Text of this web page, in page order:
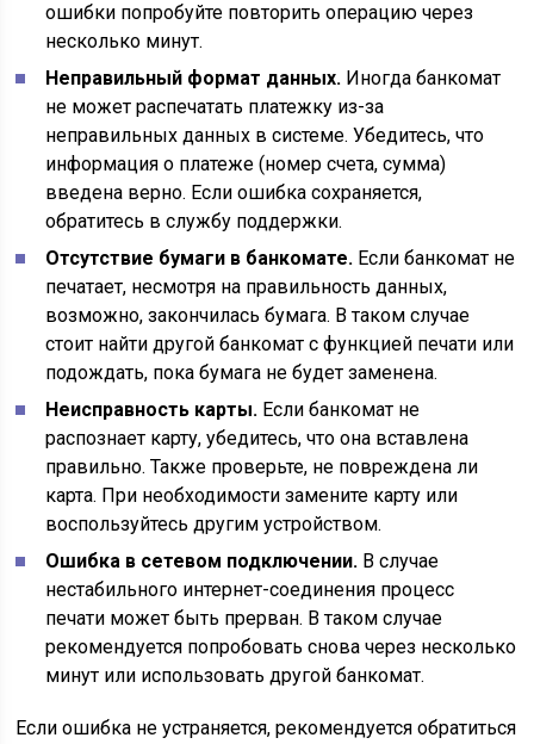
ошибки попробуйте повторить операцию через
несколько минут.
Неправильный формат данных. Иногда банкомат
не может распечатать платежку из-за
неправильных данных в системе. Убедитесь, что
информация о платеже (номер счета, сумма)
введена верно. Если ошибка сохраняется,
обратитесь в службу поддержки.
Отсутствие бумаги в банкомате. Если банкомат не
печатает, несмотря на правильность данных,
возможно, закончилась бумага. В таком случае
стоит найти другой банкомат с функцией печати или
подождать, пока бумага не будет заменена.
Неисправность карты. Если банкомат не
распознает карту, убедитесь, что она вставлена
правильно. Также проверьте, не повреждена ли
карта. При необходимости замените карту или
воспользуйтесь другим устройством.
Ошибка в сетевом подключении. В случае
нестабильного интернет-соединения процесс
печати может быть прерван. В таком случае
рекомендуется попробовать снова через несколько
минут или использовать другой банкомат.
Если ошибка не устраняется, рекомендуется обратиться